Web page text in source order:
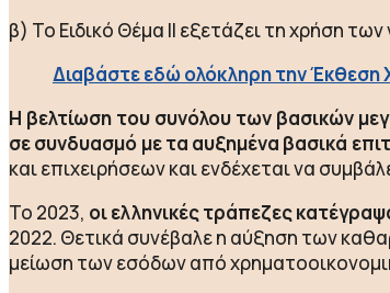
β) Το Ειδικό Θέμα ΙΙ εξετάζει τη χρήση
Διαβάστε εδώ ολόκληρη την Έκθεση
Η βελτίωση του συνόλου των βασικών
σε συνδυασμό με τα αυξημένα βασικά
και επιχειρήσεων και ενδέχεται να
Το 2023, οι ελληνικές τράπεζες
2022. Θετικά συνέβαλε η αύξηση των
μείωση των εσόδων από